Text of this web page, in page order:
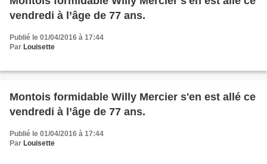
vendredi à l’âge de 77 ans.
Publié le 01/04/2016 à 17:44
Par Louisette
Montois formidable Willy Mercier s'en est allé ce
vendredi à l’âge de 77 ans.
Publié le 01/04/2016 à 17:44
Par Louisette